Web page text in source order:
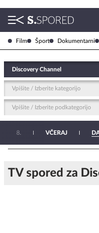
Film Šport Dokumentarni
Discovery Channel
Vpišite / Izberite kategorijo
Vpišite / Izberite podkategorijo
7. 8. VČERAJ
TV spored za